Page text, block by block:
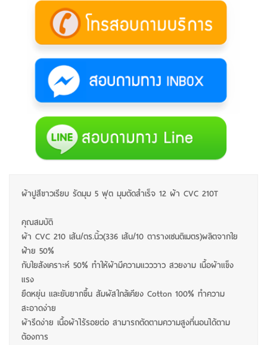
ผ้าปูสีขาวเรียบ รัดมุม 5 ฟุต มุมตัดสำเร็จ 12 ผ้า CVC 210T
คุณสมบัติ
ผ้า CVC 210 เส้น/ตร.นิ้ว(336 เส้น/10 ตารางเซนติเมตร)ผลิตจากใย
ฝ้าย 50%
กับใยสังเคราะห์ 50% ทำให้ผ้ามีความแวววาว สวยงาม เนื้อผ้าแข็ง
แรง
ยืดหยุ่น และยับยากขึ้น สัมผัสใกล้เคียง Cotton 100% ทำความ
สะอาดง่าย
ผ้ารีดง่าย เนื้อผ้าไร้รอยต่อ สามารถตัดตามความสูงที่นอนได้ตาม
ต้องการ